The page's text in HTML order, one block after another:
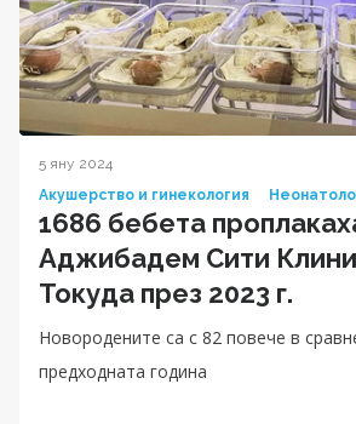
5 яну 2024
Акушерство и гинекология
1686 бебета
Аджибадем Сити
Токуда през 2023 г.
Новородените са с 82 повече в
предходната година